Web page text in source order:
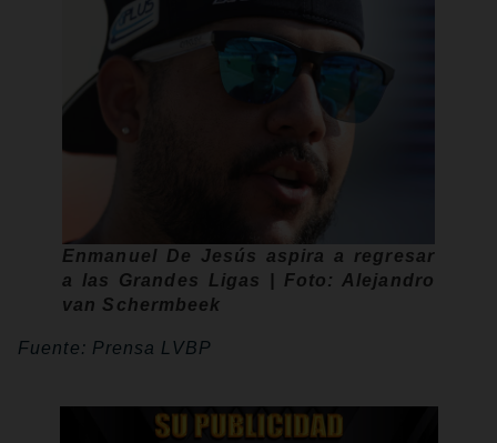
Enmanuel De Jesús aspira a regresar
a las Grandes Ligas | Foto: Alejandro
van Schermbeek
Fuente: Prensa LVBP